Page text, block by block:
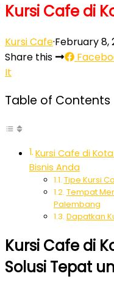
Kursi Cafe di
Kursi Cafe·February 8,
Share this
It
Table of Contents
Kursi Cafe di
Bisnis Anda
Tipe Kursi
Tempat
Palembang
Dapatkan
Kursi Cafe di
Solusi Tepat